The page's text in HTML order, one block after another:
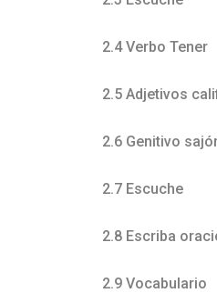
2.4 Verbo Tener
2.5 Adjetivos
2.6 Genitivo
2.7 Escuche
2.8 Escriba
2.9 Vocabulario